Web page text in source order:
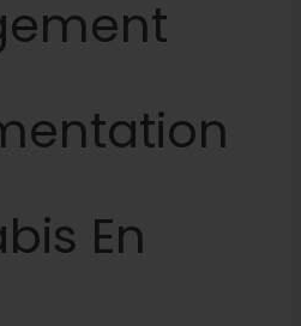
En